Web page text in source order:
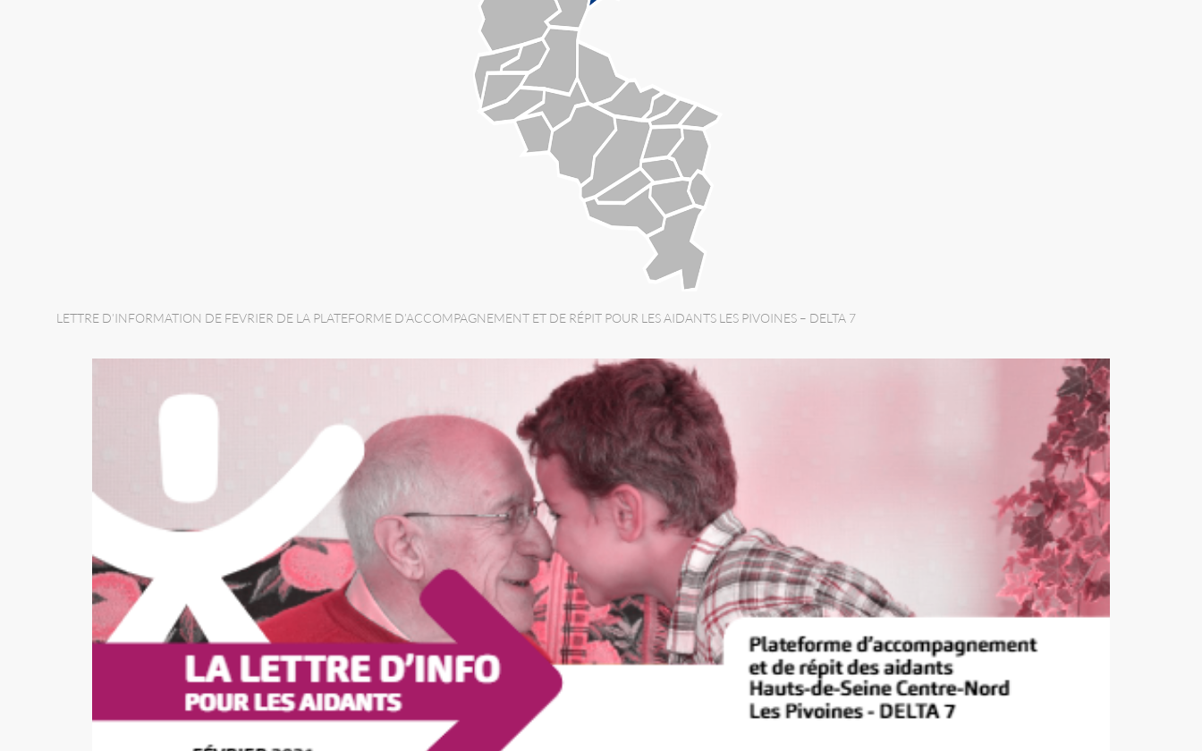
LETTRE D’INFORMATION DE FEVRIER DE LA PLATEFORME D’ACCOMPAGNEMENT ET DE RÉPIT POUR LES AIDANTS LES PIVOINES – DELTA 7